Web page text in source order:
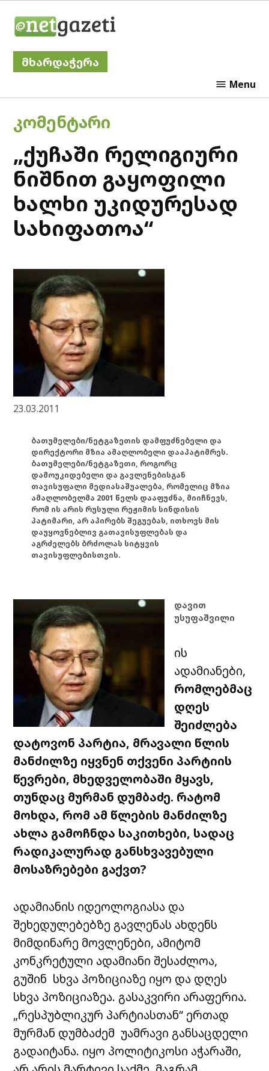
მხარდაჭერა
Menu
POSTED
IN
ᲙᲝᲛᲔᲜᲢᲐᲠᲘ
„ქუჩაში რელიგიური
ნიშნით გაყოფილი
ხალხი უკიდურესად
სახიფათოა“
23.03.2011
ბათუმელები/ნეტგაზეთის დამფუძნებელი და
დირექტორი მზია ამაღლობელი დააპატიმრეს.
ბათუმელები/ნეტგაზეთი, როგორც
დამოუკიდებელი და გავლენებისგან
თავისუფალი მედიასაშუალება, რომელიც მზია
ამაღლობელმა 2001 წელს დააფუძნა, მიიჩნევს,
რომ ის არის რუსული რეჟიმის სინდისის
პატიმარი, არ აპირებს შეგუებას, ითხოვს მის
დაუყოვნებლივ გათავისუფლებას და
აგრძელებს ბრძოლას სიტყვის
თავისუფლებისთვის.
დავით
უსუფაშვილი
ის
ადამიანები,
რომლებმაც
დღეს
შეიძლება
დატოვონ პარტია, მრავალი წლის
მანძილზე იყვნენ თქვენი პარტიის
წევრები, მხედველობაში მყავს,
თუნდაც მურმან დუმბაძე. რატომ
მოხდა, რომ ამ წლების მანძილზე
ახლა გამოჩნდა საკითხები, სადაც
რადიკალურად განსხვავებული
მოსაზრებები გაქვთ?
ადამიანის იდეოლოგიასა და
შეხედულებებზე გავლენას ახდენს
მიმდინარე მოვლენები, ამიტომ
კონკრეტული ადამიანი შესაძლოა,
გუშინ სხვა პოზიციაზე იყო და დღეს
სხვა პოზიციაზეა. გასაკვირი არაფერია.
„რესპუბლიკურ პარტიასთან“ ერთად
მურმან დუმბაძემ უამრავი განსაცდელი
გადაიტანა. იყო პოლიტიკოსი აჭარაში,